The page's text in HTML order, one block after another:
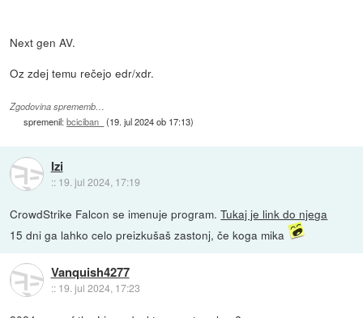
Next gen AV.
Oz zdej temu rečejo edr/xdr.
Zgodovina sprememb…
spremenil:bciciban_ (19. jul 2024 ob 17:13)
Izi
:: 19. jul 2024, 17:19
CrowdStrike Falcon se imenuje program.Tukaj je link do njega
15 dni ga lahko celo preizkušaš zastonj, če koga mika
Vanquish4277
:: 19. jul 2024, 17:23